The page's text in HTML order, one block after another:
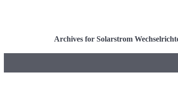
Archives for Solarstrom